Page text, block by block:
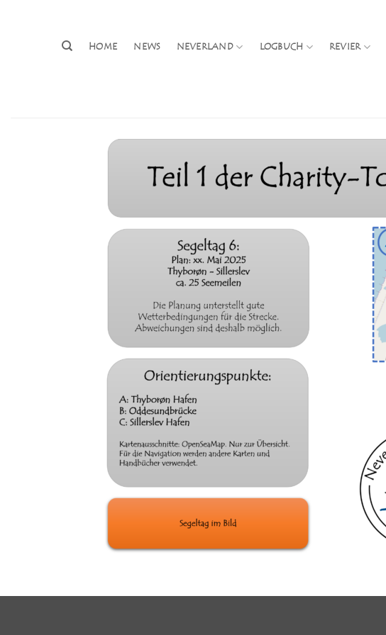
HOME NEWS NEVERLAND LOGBUCH REVIER